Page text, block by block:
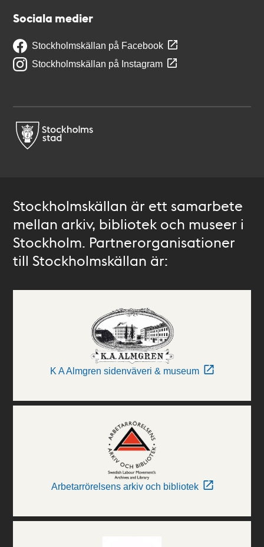
Sociala medier
Stockholmskällan på Facebook
Stockholmskällan på Instagram
Stockholmskällan är ett samarbete
mellan arkiv, bibliotek och museer i
Stockholm. Partnerorganisationer
till Stockholmskällan är:
K A Almgren sidenväveri & museum
Arbetarrörelsens arkiv och bibliotek